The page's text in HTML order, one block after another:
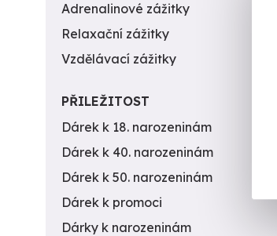
Adrenalinové zážitky
Relaxační zážitky
Vzdělávací zážitky
PŘILEŽITOST
Dárek k 18. narozeninám
Dárek k 40. narozeninám
Dárek k 50. narozeninám
Dárek k promoci
Dárky k narozeninám